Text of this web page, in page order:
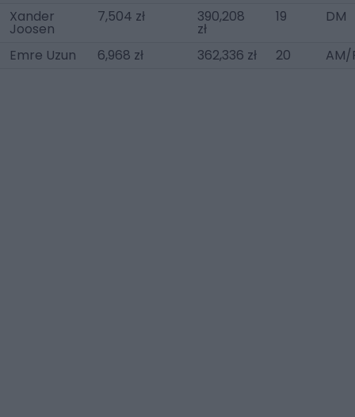
Xander
Joosen
7,504 zł 390,208
zł
19 DM
Emre Uzun 6,968 zł 362,336 zł 20 AM/